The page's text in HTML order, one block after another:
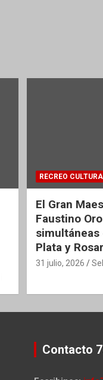
RECREO
El Gran
Faustino
simultáneas
Plata y
31 julio, 2026
Contacto